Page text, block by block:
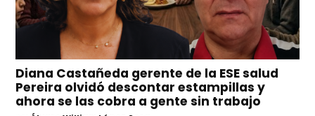
Diana Castañeda gerente de la ESE salud
Pereira olvidó descontar estampillas y
ahora se las cobra a gente sin trabajo